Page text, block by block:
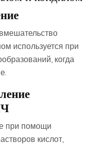
используется при
когда
при помощи
кислот,